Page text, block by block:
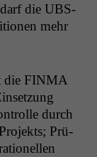
die UBS-
mehr
die FINMA
durch
Prü­